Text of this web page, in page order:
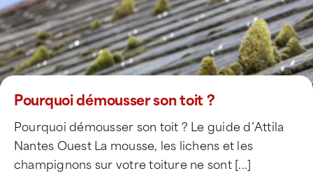
Pourquoi démousser son toit ?
Pourquoi démousser son toit ? Le guide d’Attila
Nantes Ouest La mousse, les lichens et les
champignons sur votre toiture ne sont [...]